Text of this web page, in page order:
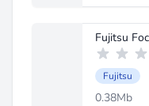
Fujitsu
0.38Mb